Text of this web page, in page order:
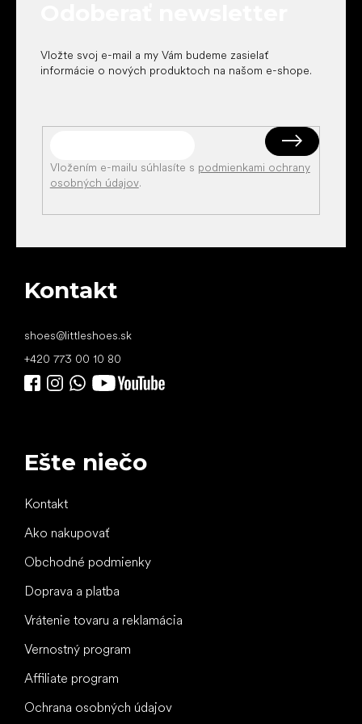
Vložte svoj e-mail a my Vám budeme zasielať
informácie o nových produktoch na našom e-shope.
Vložením e-mailu súhlasíte s podmienkami ochrany
osobných údajov.
Kontakt
shoes@littleshoes.sk
+420 773 00 10 80
Ešte niečo
Kontakt
Ako nakupovať
Obchodné podmienky
Doprava a platba
Vrátenie tovaru a reklamácia
Vernostný program
Affiliate program
Ochrana osobných údajov